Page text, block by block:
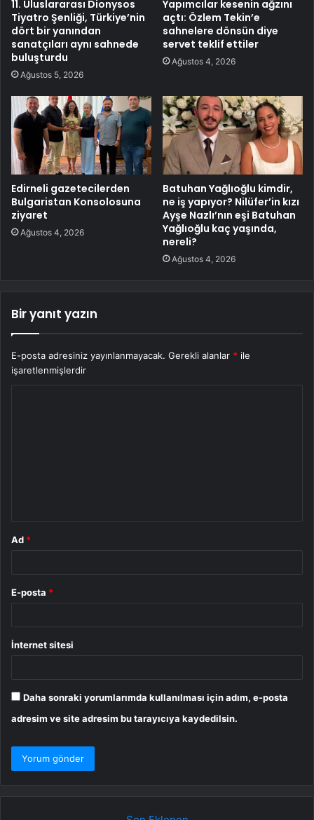
11. Uluslararası Dionysos
Tiyatro Şenliği, Türkiye’nin
dört bir yanından
sanatçıları aynı sahnede
buluşturdu
Ağustos 5, 2026
Yapımcılar kesenin ağzını
açtı: Özlem Tekin’e
sahnelere dönsün diye
servet teklif ettiler
Ağustos 4, 2026
Edirneli gazetecilerden
Bulgaristan Konsolosuna
ziyaret
Ağustos 4, 2026
Batuhan Yağlıoğlu kimdir,
ne iş yapıyor? Nilüfer’in kızı
Ayşe Nazlı’nın eşi Batuhan
Yağlıoğlu kaç yaşında,
nereli?
Ağustos 4, 2026
Bir yanıt yazın
E-posta adresiniz yayınlanmayacak. Gerekli alanlar * ile
işaretlenmişlerdir
Ad *
E-posta *
İnternet sitesi
Daha sonraki yorumlarımda kullanılması için adım, e-posta
adresim ve site adresim bu tarayıcıya kaydedilsin.